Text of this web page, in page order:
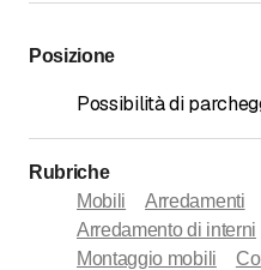
Posizione
Possibilità di
Rubriche
Mobili
Arredamenti
Arredamento di interni
Montaggio mobili